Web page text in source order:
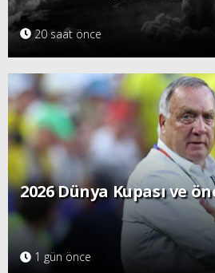
20 saat önce
2026 Dünya Kupası ve
1 gün önce